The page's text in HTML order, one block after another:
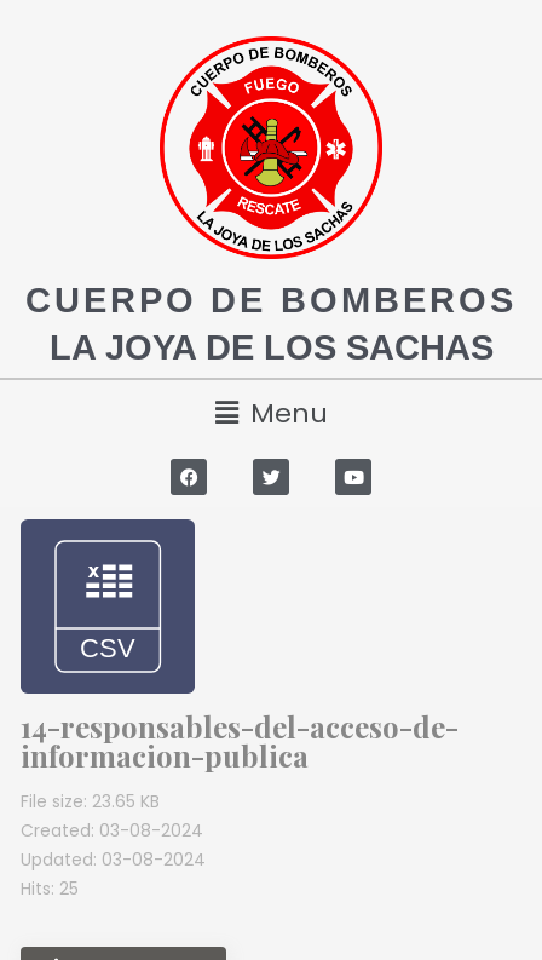
CUERPO DE BOMBEROS
LA JOYA DE LOS SACHAS
Menu
14-responsables-del-acceso-de-
informacion-publica
File size: 23.65 KB
Created: 03-08-2024
Updated: 03-08-2024
Hits: 25